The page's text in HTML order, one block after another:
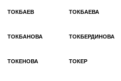
ТОКБАЕВ ТОКБАЕВА
ТОКБАНОВА ТОКБЕРДИНОВА
ТОКЕНОВА ТОКЕР